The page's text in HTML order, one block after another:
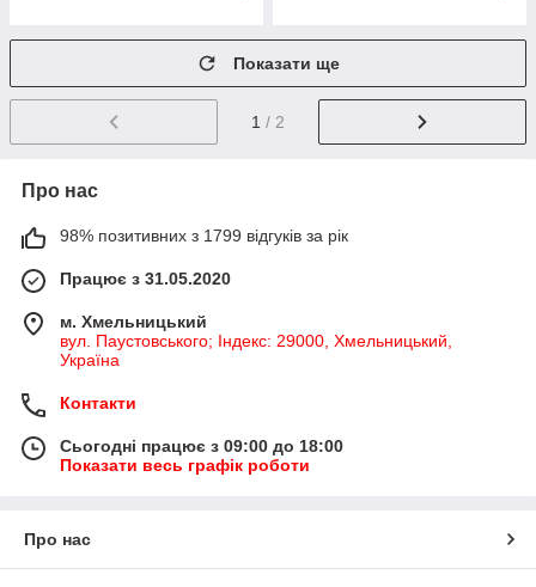
Показати ще
1 / 2
Про нас
98% позитивних з 1799 відгуків за рік
Працює з 31.05.2020
м. Хмельницький
вул. Паустовського; Індекс: 29000, Хмельницький,
Україна
Контакти
Сьогодні працює з 09:00 до 18:00
Показати весь графік роботи
Про нас